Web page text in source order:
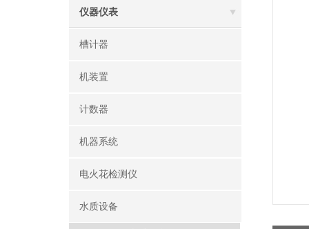
仪器仪表
槽计器
机装置
计数器
机器系统
电火花检测仪
水质设备